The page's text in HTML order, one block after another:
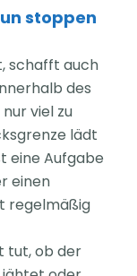
stoppen
schafft auch
des
viel zu
lädt
eine Aufgabe
einen
regelmäßig
tut, ob der